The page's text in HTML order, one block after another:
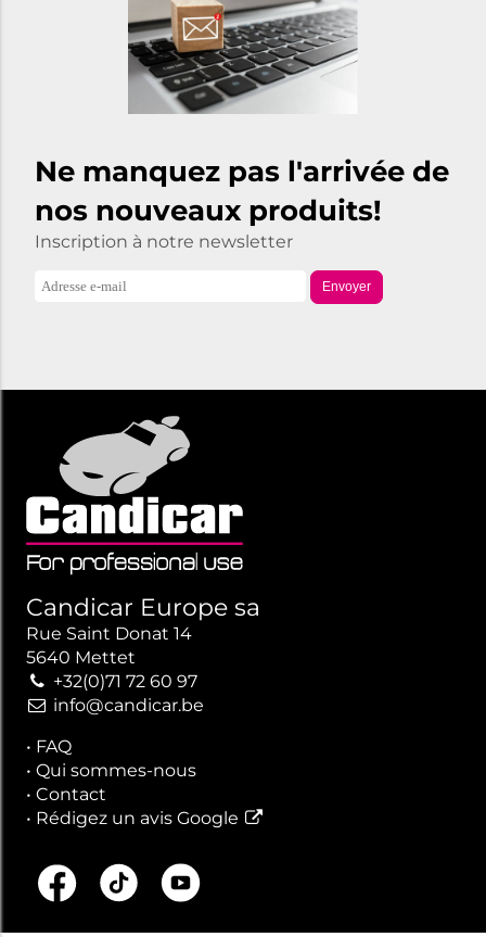
Ne manquez pas l'arrivée de
nos nouveaux produits!
Inscription à notre newsletter
Envoyer
Candicar Europe sa
Rue Saint Donat 14
5640 Mettet
+32(0)71 72 60 97
info@candicar.be
• FAQ
• Qui sommes-nous
• Contact
• Rédigez un avis Google